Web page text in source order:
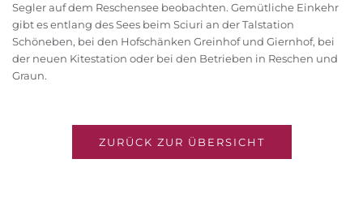
Segler auf dem Reschensee beobachten. Gemütliche Einkehr
gibt es entlang des Sees beim Sciuri an der Talstation
Schöneben, bei den Hofschänken Greinhof und Giernhof, bei
der neuen Kitestation oder bei den Betrieben in Reschen und
Graun.
ZURÜCK ZUR ÜBERSICHT